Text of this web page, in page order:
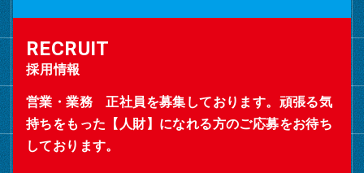
採用情報
営業・業務 正社員を募集しております。頑張る気
持ちをもった【人財】になれる方のご応募をお待ち
しております。